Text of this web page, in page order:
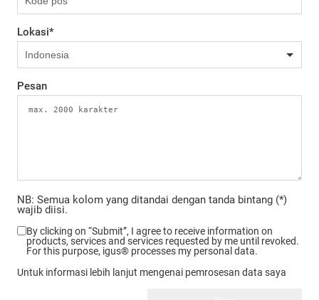
Lokasi*
Pesan
NB: Semua kolom yang ditandai dengan tanda bintang (*)
wajib diisi.
By clicking on “Submit”, I agree to receive information on
products, services and services requested by me until revoked.
For this purpose, igus® processes my personal data.
Untuk informasi lebih lanjut mengenai pemrosesan data saya